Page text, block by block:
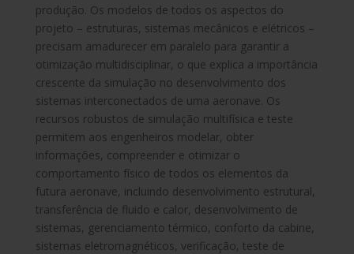
produção. Os modelos de todos os aspectos do
projeto – estruturas, sistemas mecânicos e elétricos –
precisam amadurecer em paralelo para garantir a
otimização multidisciplinar, o que explica a importância
crescente da simulação no desenvolvimento dos
sistemas interconectados de uma aeronave. Os
recursos robustos de simulação multifísica e teste
permitem aos engenheiros modelar, obter
informações, compreender e otimizar o
comportamento físico de todos os elementos da
futura aeronave, incluindo desenvolvimento estrutural,
transferência de fluido e calor, desenvolvimento de
sistemas, gerenciamento térmico, conforto da cabine,
sistemas eletromagnéticos, verificação, teste de